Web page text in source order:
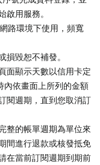
啟用服務。
路環境下使用，頻寬
損毀恕不補發。
面顯示天數以信用卡定
內依畫面上所列的金額
閱週期，直到您取消訂
整的帳單週期為單位來
間進行退款或核發抵免
在當前訂閱週期到期前